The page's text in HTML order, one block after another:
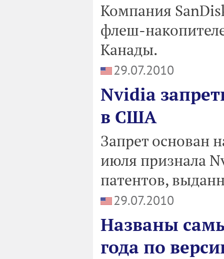
Компания
флеш-
Канады.
29.07.2010
Nvidia
в США
Запрет основан
июля признала
патентов,
29.07.2010
Названы
года по